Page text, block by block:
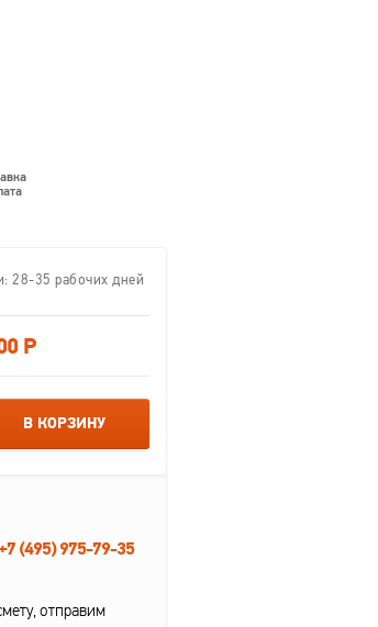
28-35 рабочих дней
Р
В КОРЗИНУ
(495) 975-79-35
отправим